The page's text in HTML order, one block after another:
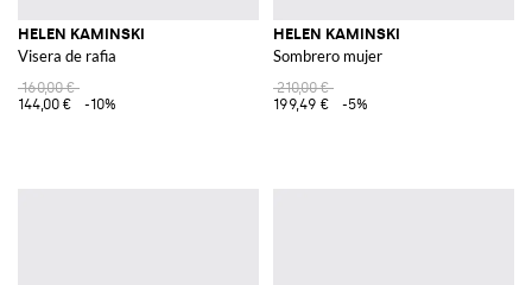
HELEN KAMINSKI
Visera de rafia
160,00 €
144,00 €
-10%
HELEN KAMINSKI
Sombrero mujer
210,00 €
199,49 €
-5%